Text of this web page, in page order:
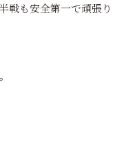
戦も安全第一で頑張り